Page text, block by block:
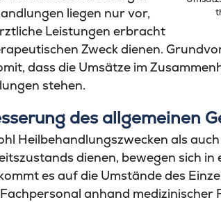
liegen nur vor,
Leistungen erbracht
Zweck dienen.
dass die Umsätze im
stehen.
des allgemeinen
Heilbehandlungszwecken als
dienen, bewegen sich in
es auf die Umstände des
anhand medizinischer